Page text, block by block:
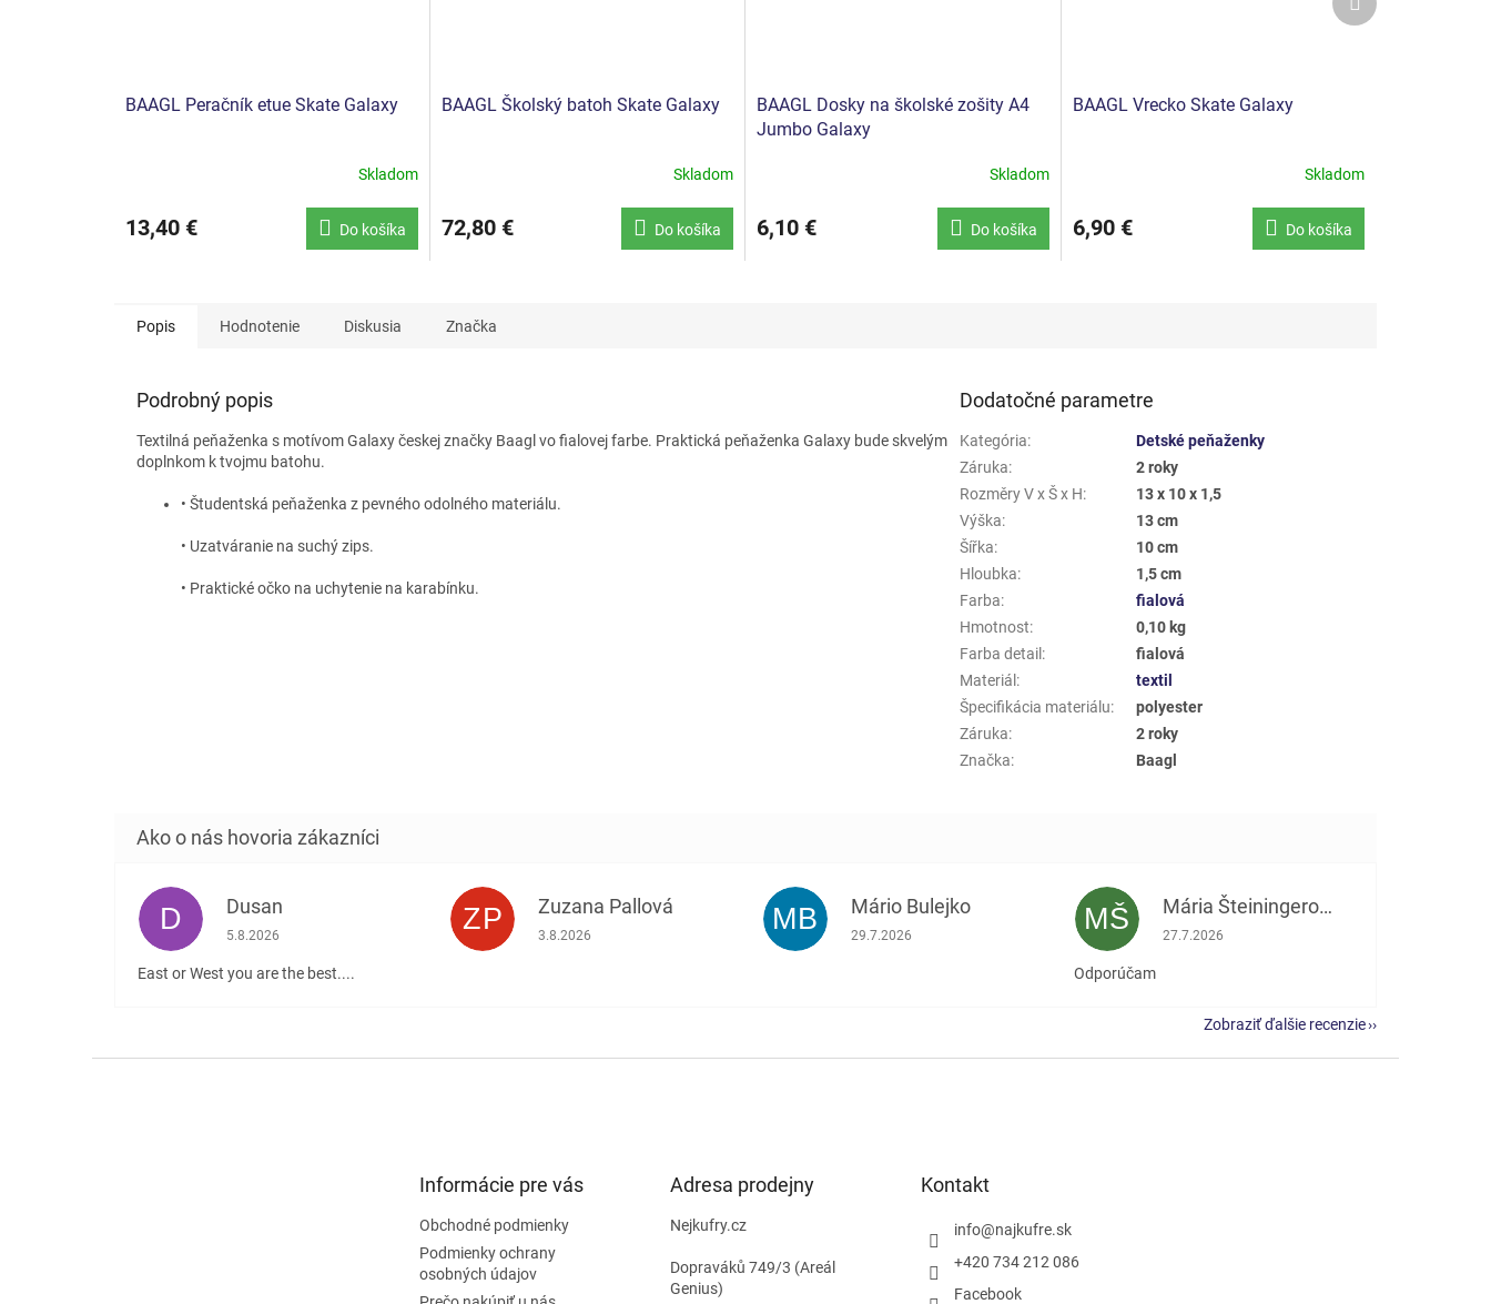
BAAGL Peračník etue Skate Galaxy
Skladom
13,40 € Do košíka
BAAGL Školský batoh Skate Galaxy
Skladom
72,80 € Do košíka
BAAGL Dosky na školské zošity A4
Jumbo Galaxy
Skladom
6,10 € Do košíka
BAAGL Vrecko Skate Galaxy
Skladom
6,90 € Do košíka
produkt
Popis Hodnotenie Diskusia Značka
Podrobný popis
Textilná peňaženka s motívom Galaxy českej značky Baagl vo fialovej farbe. Praktická peňaženka Galaxy bude skvelým
doplnkom k tvojmu batohu.
• Študentská peňaženka z pevného odolného materiálu.
• Uzatváranie na suchý zips.
• Praktické očko na uchytenie na karabínku.
Dodatočné parametre
Kategória:
Detské peňaženky
Záruka:
2 roky
Rozměry V x Š x H:
13 x 10 x 1,5
Výška:
13 cm
Šířka:
10 cm
Hloubka:
1,5 cm
Farba:
fialová
Hmotnost:
0,10 kg
Farba detail :
fialová
Materiál :
textil
Špecifikácia materiálu:
polyester
Záruka:
2 roky
Značka: Baagl
D Dusan
Hodnotenie obchodu je 5 z 5 hviezdičiek.
5.8.2026
East or West you are the best....
ZP Zuzana Pallová
Hodnotenie obchodu je 5 z 5 hviezdičiek.
3.8.2026 MB Mário Bulejko
Hodnotenie obchodu je 5 z 5 hviezdičiek.
29.7.2026 MŠ Mária Šteiningerová
Hodnotenie obchodu je 5 z 5 hviezdičiek.
27.7.2026
Odporúčam
Zobraziť ďalšie recenzie
Informácie pre vás
Obchodné podmienky
Podmienky ochrany
osobných údajov
Adresa prodejny
Nejkufry.cz
Dopraváků 749/3 (Areál
Genius)
Kontakt
info@najkufre.sk
+420 734 212 086
Facebook